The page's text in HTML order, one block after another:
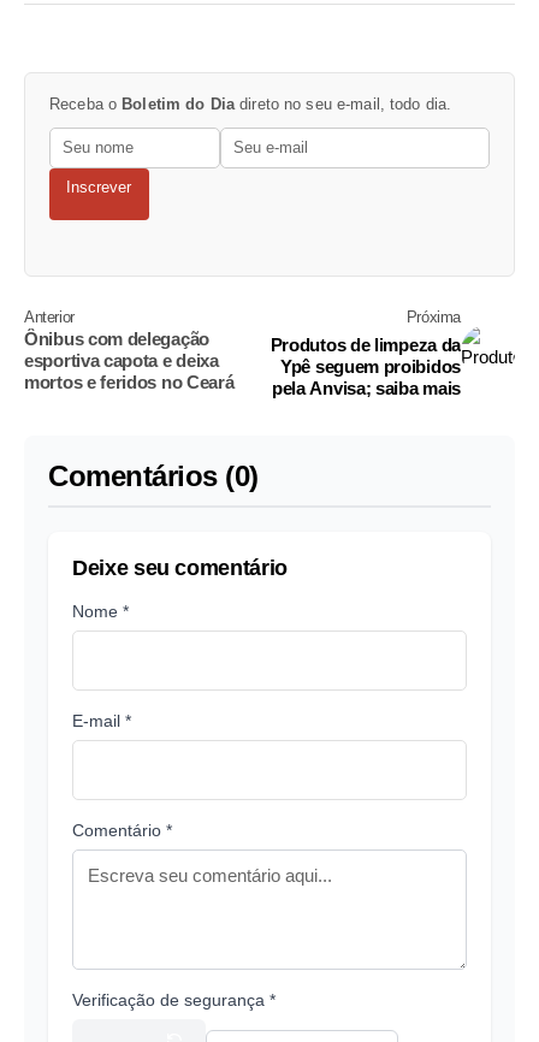
Receba o Boletim do Diadireto no seu e-mail, todo dia.
Inscrever
Anterior
Ônibus com delegação
esportiva capota e deixa
mortos e feridos no Ceará
Próxima
Produtos de limpeza da
Ypê seguem proibidos
pela Anvisa; saiba mais
Comentários (0)
Deixe seu comentário
Nome *
E-mail *
Comentário *
Verificação de segurança *